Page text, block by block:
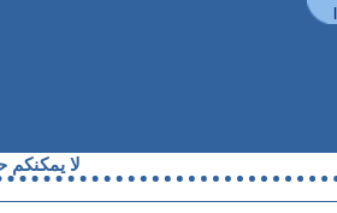
|
لا يمكنكم